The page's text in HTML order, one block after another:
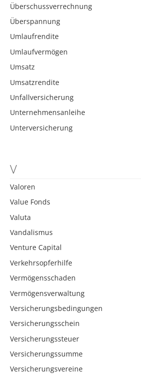
Überschussverrechnung
Überspannung
Umlaufrendite
Umlaufvermögen
Umsatz
Umsatzrendite
Unfallversicherung
Unternehmensanleihe
Unterversicherung
V
Valoren
Value Fonds
Valuta
Vandalismus
Venture Capital
Verkehrsopferhilfe
Vermögensschaden
Vermögensverwaltung
Versicherungsbedingungen
Versicherungsschein
Versicherungssteuer
Versicherungssumme
Versicherungsvereine